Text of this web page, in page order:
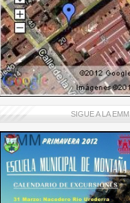
SIGUE A LA EMM